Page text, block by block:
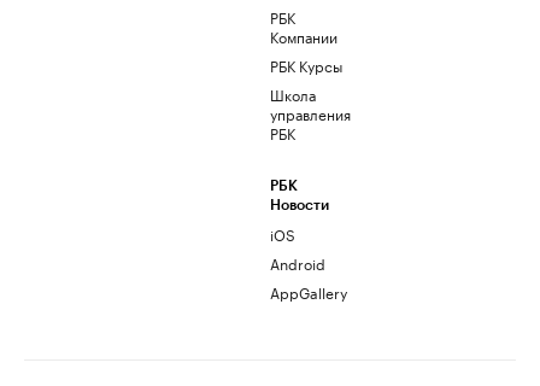
РБК
Компании
РБК Курсы
Школа
управления
РБК
РБК
Новости
iOS
Android
AppGallery